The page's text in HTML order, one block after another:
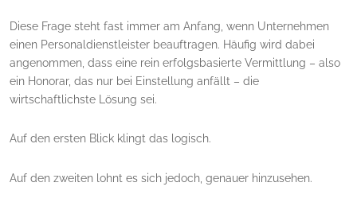
Diese Frage steht fast immer am Anfang, wenn Unternehmen
einen Personaldienstleister beauftragen. Häufig wird dabei
angenommen, dass eine rein erfolgsbasierte Vermittlung – also
ein Honorar, das nur bei Einstellung anfällt – die
wirtschaftlichste Lösung sei.
Auf den ersten Blick klingt das logisch.
Auf den zweiten lohnt es sich jedoch, genauer hinzusehen.